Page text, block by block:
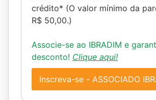
crédito* (O valor mínimo da
R$ 50,00.)
Associe-se ao IBRADIM e
desconto! Clique aqui!
Inscreva-se - ASSOCIADO